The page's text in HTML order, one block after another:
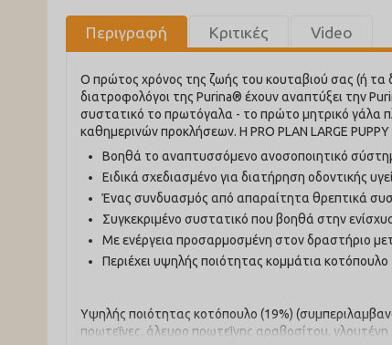
Περιγραφή Κριτικές Video
Ο πρώτος χρόνος της ζωής του κουταβιού σας (ή τα
διατροφολόγοι της Purina® έχουν αναπτύξει την
συστατικό το πρωτόγαλα - το πρώτο μητρικό γάλα
καθημερινών προκλήσεων. Η PRO PLAN LARGE
Βοηθά το αναπτυσσόμενο ανοσοποιητικό
Ειδικά σχεδιασμένο για διατήρηση οδοντικής
Ένας συνδυασμός από απαραίτητα θρεπτικά
Συγκεκριμένο συστατικό που βοηθά στην
Με ενέργεια προσαρμοσμένη στον δραστήριο
Περιέχει υψηλής ποιότητας κομμάτια κοτόπουλο
Υψηλής ποιότητας κοτόπουλο (19%)
πρωτεΐνες, άλευρο πρωτεΐνης αραβοσίτου,